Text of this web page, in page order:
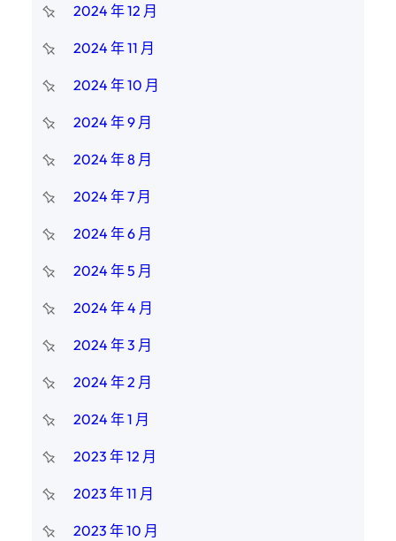
2024 年 12 月
2024 年 11 月
2024 年 10 月
2024 年 9 月
2024 年 8 月
2024 年 7 月
2024 年 6 月
2024 年 5 月
2024 年 4 月
2024 年 3 月
2024 年 2 月
2024 年 1 月
2023 年 12 月
2023 年 11 月
2023 年 10 月